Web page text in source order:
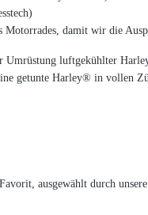
Motorrades, damit wir die
luftgekühlter
getunte Harley® in vollen
ausgewählt durch